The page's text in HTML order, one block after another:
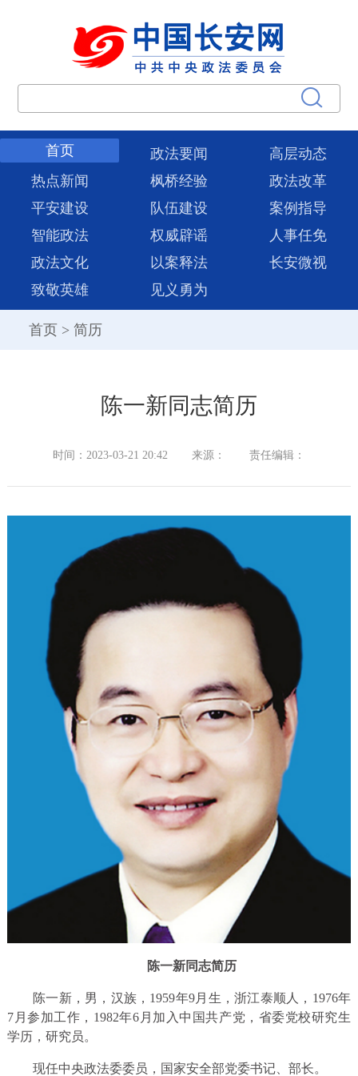
首页 政法要闻
高层动态
热点新闻
枫桥经验
政法改革
平安建设
队伍建设
案例指导
智能政法
权威辟谣
人事任免
政法文化
以案释法
长安微视
致敬英雄
见义勇为
首页 > 简历
陈一新同志简历
时间：2023-03-21 20:42 来源： 责任编辑：
陈一新同志简历
陈一新，男，汉族，1959年9月生，浙江泰顺人，1976年
7月参加工作，1982年6月加入中国共产党，省委党校研究生
学历，研究员。
现任中央政法委委员，国家安全部党委书记、部长。